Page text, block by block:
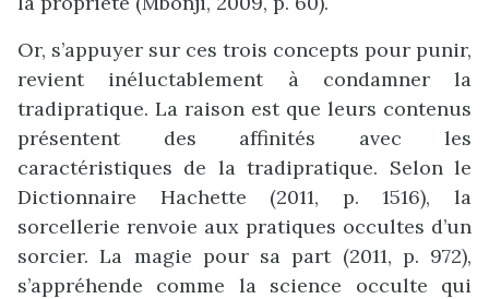
Or, s’appuyer sur ces trois concepts pour punir,
revient inéluctablement à condamner la
tradipratique. La raison est que leurs contenus
présentent des affinités avec les
caractéristiques de la tradipratique. Selon le
Dictionnaire Hachette (2011, p. 1516), la
sorcellerie renvoie aux pratiques occultes d’un
sorcier. La magie pour sa part (2011, p. 972),
s’appréhende comme la science occulte qui